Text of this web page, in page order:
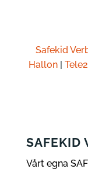
Safekid
Hallon |Tele2
SAFEKID
Vårt egna